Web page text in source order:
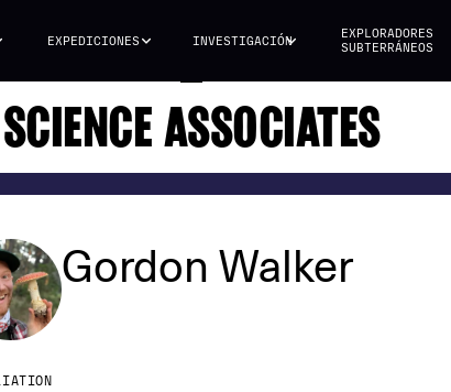
EXPEDICIONES INVESTIGACIÓN
EXPLORADORES
SUBTERRÁNEOS
SCIENCE ASSOCIATES
Gordon Walker